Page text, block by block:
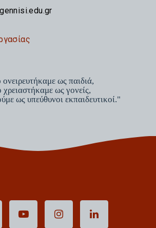
ως παιδιά,
χρειαστήκαμε ως γονείς,
ως υπεύθυνοι εκπαιδευτικοί."